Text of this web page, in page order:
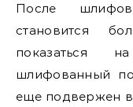
После
становится
показаться
шлифованный
еще подвержен